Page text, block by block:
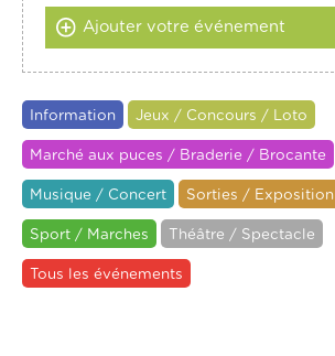
Ajouter votre événement
Information Jeux / Concours / Loto
Marché aux puces / Braderie / Brocante
Musique / Concert Sorties / Exposition
Sport / Marches Théâtre / Spectacle
Tous les événements